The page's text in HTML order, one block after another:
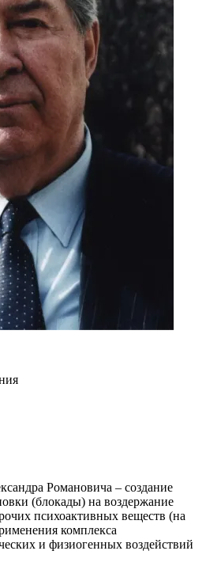
Романовича – создание
(блокады) на воздержание
психоактивных веществ (на
комплекса
и физиогенных воздействий